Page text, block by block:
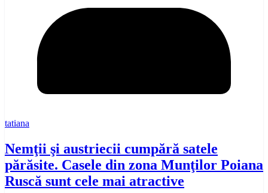
tatiana
Nemţii şi austriecii cumpără satele
părăsite. Casele din zona Munţilor Poiana
Ruscă sunt cele mai atractive